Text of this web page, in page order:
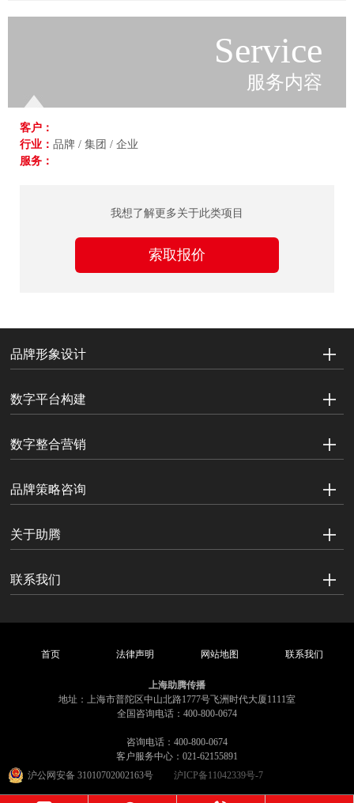
Service
服务内容
客户：
行业： 品牌 / 集团 / 企业
服务：
我想了解更多关于此类项目
索取报价
品牌形象设计
数字平台构建
数字整合营销
品牌策略咨询
关于助腾
联系我们
首页 法律声明 网站地图 联系我们
上海助腾传播
地址：上海市普陀区中山北路1777号飞洲时代大厦1111室
全国咨询电话：400-800-0674
咨询电话：400-800-0674
客户服务中心：021-62155891
沪公网安备 31010702002163号
沪ICP备11042339号-7